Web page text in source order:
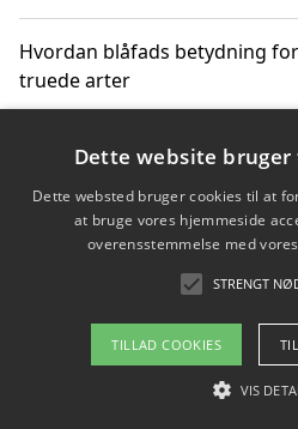
Hvordan blåfads betydning
truede arter
Hvordan kan gaver til unge
Copyright 2026 -
Om / kontakt
Blog
Dette website bruger
Dette websted bruger cookies til at
at bruge vores hjemmeside
overensstemmelse med
STRENGT
TILLAD COOKIES
VIS